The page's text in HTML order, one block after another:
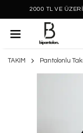
2000 TL VE
TAKIM Pantolonlu